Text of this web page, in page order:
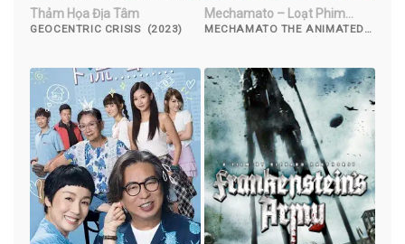
Thảm Họa Địa Tâm
GEOCENTRIC CRISIS (2023)
Mechamato – Loạt Phim
Hoạt Hình
MECHAMATO THE ANIMATED